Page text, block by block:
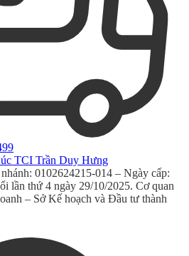
TCI Trần Duy Hưng
0102624215-014 – Ngày cấp:
lần thứ 4 ngày 29/10/2025. Cơ quan
– Sở Kế hoạch và Đầu tư thành